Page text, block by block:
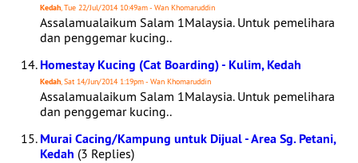
Kedah, Tue 22/Jul/2014 10:49am - Wan Khomaruddin
Assalamualaikum Salam 1Malaysia. Untuk pemelihara
dan penggemar kucing..
Homestay Kucing (Cat Boarding) - Kulim, Kedah
Kedah, Sat 14/Jun/2014 1:19pm - Wan Khomaruddin
Assalamualaikum Salam 1Malaysia. Untuk pemelihara
dan penggemar kucing..
Murai Cacing/Kampung untuk Dijual - Area Sg. Petani,
Kedah (3 Replies)